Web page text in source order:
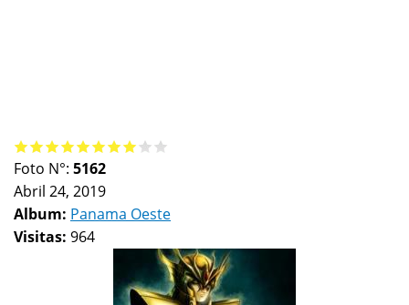
Foto N°: 5162
Abril 24, 2019
Album: Panama Oeste
Visitas: 964